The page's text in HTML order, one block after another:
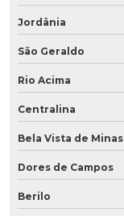
Jordânia
São Geraldo
Rio Acima
Centralina
Bela Vista de Minas
Dores de Campos
Berilo